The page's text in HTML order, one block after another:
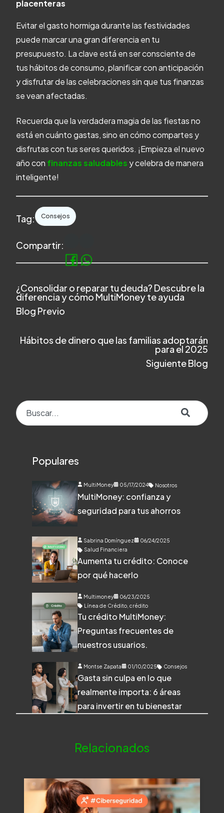
placenteras
Evitar el gasto hormiga durante las festividades
puede marcar una gran diferencia en tu
presupuesto. La clave está en ser consciente de
tus hábitos de consumo, planificar con anticipación
y disfrutar de las celebraciones sin que tus finanzas
se vean afectadas.
Recuerda que la verdadera magia de las fiestas no
está en cuánto gastas, sino en cómo compartes y
disfrutas con tus seres queridos. ¡Empieza el nuevo
año con finanzas saludables y celebra de manera
inteligente!
Tag: Consejos
Compartir:
¿Consolidar o reparar tu deuda? Descubre la
diferencia y cómo MultiMoney te ayuda
Blog Previo
Hábitos de dinero que las familias adoptarán
para el 2025
Siguiente Blog
Esto es un campo de búsqueda con una función de texto
Populares
MultiMoney 05/17/2024 Nosotros
MultiMoney: confianza y
seguridad para tus ahorros
Sabrina Domínguez
06/24/2025
Salud Financiera
Aumenta tu crédito: Conoce
por qué hacerlo
Multimoney
06/23/2025
Línea de Crédito ,crédito
Tu crédito MultiMoney:
Preguntas frecuentes de
nuestros usuarios.
Montse Zapata 01/10/2025 Consejos
Gasta sin culpa en lo que
realmente importa: 6 áreas
para invertir en tu bienestar
Relacionados